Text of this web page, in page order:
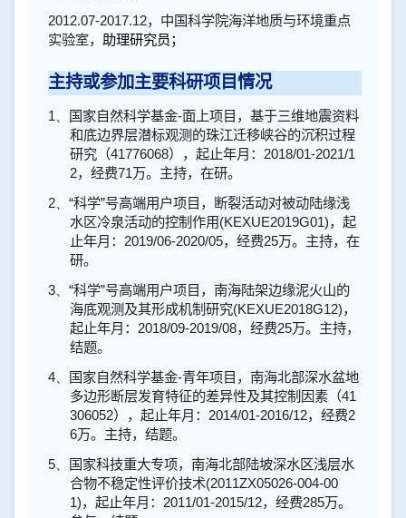
2012.07-2017.12， 中国科学院海洋地质与环境重点
实验室，
助理研究员；
主持或参加主要科研项目情况
1、 国家自然科学基金-面上项目，基于三维地震资料
和底边界层潜标观测的珠江迁移峡谷的沉积过程
研究（41776068），起止年月： 2018/01-2021/1
2，经费71万。主持，在研。
2、 “科学”号高端用户项目，断裂活动对被动陆缘浅
水区冷泉活动的控制作用(KEXUE2019G01)，起
止年月： 2019/06-2020/05，经费25万。主持，在
研。
3、 “科学”号高端用户项目，南海陆架边缘泥火山的
海底观测及其形成机制研究(KEXUE2018G12)，
起止年月： 2018/09-2019/08，经费25万。主持，
结题。
4、
国家自然科学基金-青年项目，南海北部深水盆地
多边形断层发育特征的差异性及其控制因素（41
306052），起止年月： 2014/01-2016/12，经费2
6万。主持，结题。
5、
国家科技重大专项，南海北部陆坡深水区浅层水
合物不稳定性评价技术(2011ZX05026-004-00
1)，起止年月： 2011/01-2015/12，经费285万。